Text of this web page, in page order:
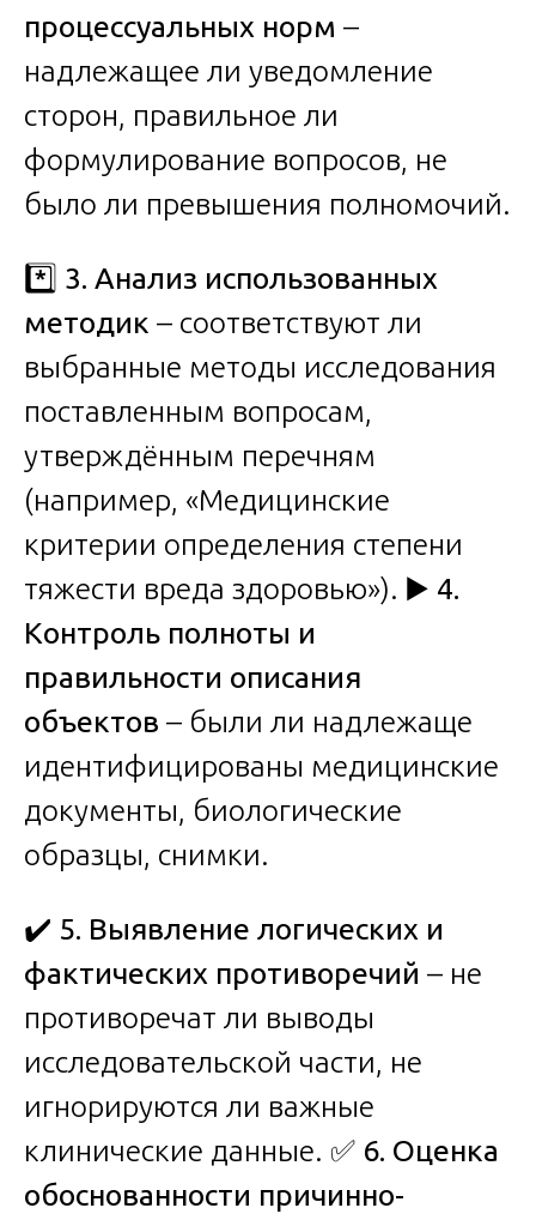
процессуальных норм –
надлежащее ли уведомление
сторон, правильное ли
формулирование вопросов, не
было ли превышения полномочий.
*️⃣ 3. Анализ использованных
методик – соответствуют ли
выбранные методы исследования
поставленным вопросам,
утверждённым перечням
(например, «Медицинские
критерии определения степени
тяжести вреда здоровью»). ▶️ 4.
Контроль полноты и
правильности описания
объектов – были ли надлежаще
идентифицированы медицинские
документы, биологические
образцы, снимки.
✔️ 5. Выявление логических и
фактических противоречий – не
противоречат ли выводы
исследовательской части, не
игнорируются ли важные
клинические данные. ✅ 6. Оценка
обоснованности причинно-